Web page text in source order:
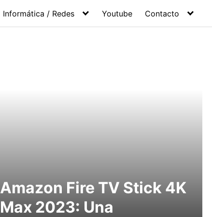
Informática / Redes Youtube Contacto
Amazon Fire TV Stick 4K
Max 2023: Una